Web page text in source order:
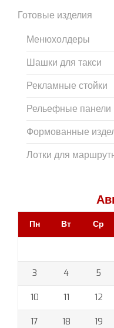
Готовые изделия
Менюхолдеры
Шашки для такси
Рекламные стойки
Рельефные
Формованные
Лотки для
Пн Вт Ср
3 4 5
10 11 12
17 18 19